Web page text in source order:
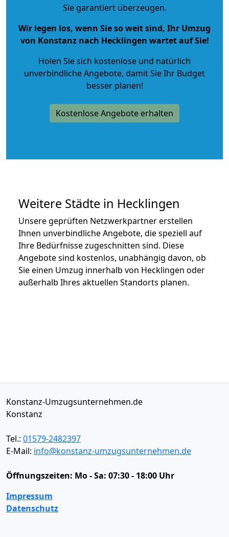
Sie garantiert überzeugen.
Wir legen los, wenn Sie so weit sind, Ihr Umzug
von Konstanz nach Hecklingen wartet auf Sie!
Holen Sie sich kostenlose und natürlich
unverbindliche Angebote, damit Sie Ihr Budget
besser planen!
Kostenlose Angebote erhalten
Weitere Städte in Hecklingen
Unsere geprüften Netzwerkpartner erstellen
Ihnen unverbindliche Angebote, die speziell auf
Ihre Bedürfnisse zugeschnitten sind. Diese
Angebote sind kostenlos, unabhängig davon, ob
Sie einen Umzug innerhalb von Hecklingen oder
außerhalb Ihres aktuellen Standorts planen.
Konstanz-Umzugsunternehmen.de
Konstanz
Tel.: 01579-2482397
E-Mail: info@konstanz-umzugsunternehmen.de
Öffnungszeiten: Mo - Sa: 07:30 - 18:00 Uhr
Impressum
Datenschutz